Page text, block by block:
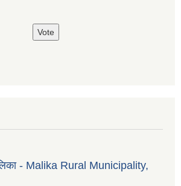
- Malika Rural Municipality,